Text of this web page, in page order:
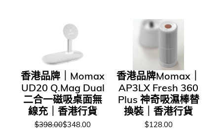
香港品牌｜Momax
UD20 Q.Mag Dual
二合一磁吸桌面無
線充｜香港行貨
$398.00$348.00
香港品牌Momax｜
AP3LX Fresh 360
Plus 神奇吸濕棒替
換裝｜香港行貨
$128.00